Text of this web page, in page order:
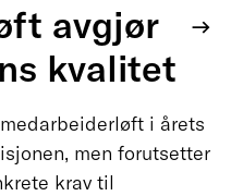
avgjør
kvalitet
i årets
men forutsetter
krav til